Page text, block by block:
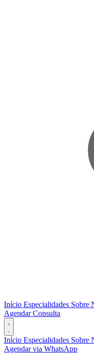
Início Especialidades Sobre
Agendar Consulta
Início Especialidades Sobre
Agendar via WhatsApp